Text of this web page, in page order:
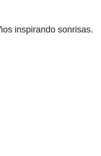
inspirando sonrisas.